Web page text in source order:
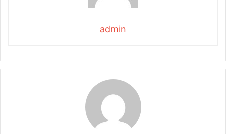
admin